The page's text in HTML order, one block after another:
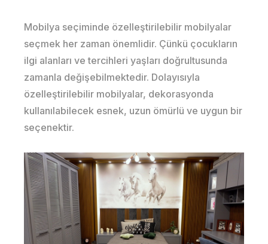
Mobilya seçiminde özelleştirilebilir mobilyalar
seçmek her zaman önemlidir. Çünkü çocukların
ilgi alanları ve tercihleri yaşları doğrultusunda
zamanla değişebilmektedir. Dolayısıyla
özelleştirilebilir mobilyalar, dekorasyonda
kullanılabilecek esnek, uzun ömürlü ve uygun bir
seçenektir.